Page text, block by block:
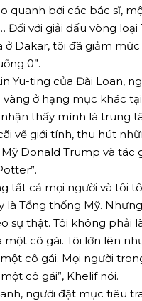
quanh bởi các bác sĩ,
Đối với giải đấu vòng loại
ở Dakar, tôi đã giảm
0”.
Yu-ting của Đài Loan,
ở hạng mục khác
nhận thấy mình là trung
về giới tính, thu hút
Donald Trump và tác
tất cả mọi người và tôi
là Tổng thống Mỹ.
sự thật. Tôi không phải
một cô gái. Tôi lớn lên
cô gái. Mọi người
cô gái”, Khelif nói.
người đặt mục tiêu